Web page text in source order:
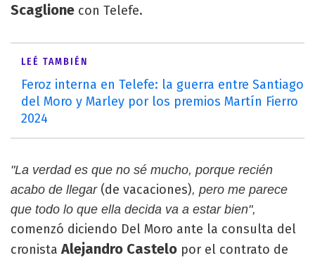
Scaglione con Telefe.
LEÉ TAMBIÉN
Feroz interna en Telefe: la guerra entre Santiago
del Moro y Marley por los premios Martín Fierro
2024
"La verdad es que no sé mucho, porque recién
acabo de llegar(de vacaciones), pero me parece
que todo lo que ella decida va a estar bien",
comenzó diciendo Del Moro ante la consulta del
cronistaAlejandro Castelo por el contrato de